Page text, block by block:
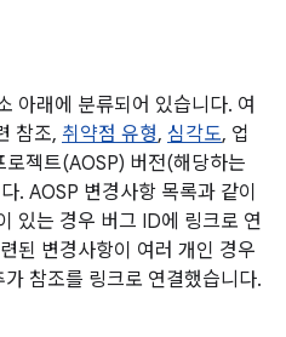
아래에 분류되어 있습니다. 여
참조, 취약점 유형, 심각도, 업
젝트(AOSP) 버전(해당하는
. AOSP 변경사항 목록과 같이
있는 경우 버그 ID에 링크로 연
된 변경사항이 여러 개인 경우
참조를 링크로 연결했습니다.